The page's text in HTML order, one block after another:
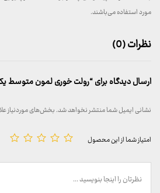
مورد استفاده می‌باشند.
نظرات (0)
ارسال دیدگاه برای “رولت خوری لمون متوسط یک خط
نشانی ایمیل شما منتشر نخواهد شد.بخش‌های موردنیاز
امتیاز شما از این محصول